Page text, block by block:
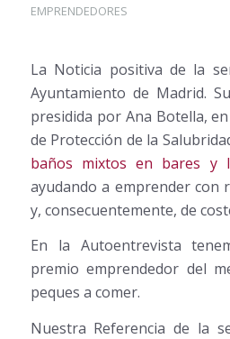
EMPRENDEDORES
La Noticia positiva de la
Ayuntamiento de Madrid.
presidida por Ana Botella,
de Protección de la
baños mixtos en bares y
ayudando a emprender con
y, consecuentemente, de
En la Autoentrevista
premio emprendedor del
peques a comer.
Nuestra Referencia de la